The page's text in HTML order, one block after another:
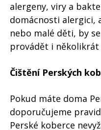
alergeny, viry a
domácnosti alergici,
nebo malé děti, by
provádět i několikrát
Čištění Perských
Pokud máte doma
doporučujeme
Perské koberce